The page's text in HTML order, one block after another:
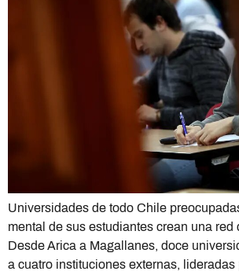
Universidades de todo Chile
mental de sus estudiantes crean una red
Desde Arica a Magallanes, doce
a cuatro instituciones externas,